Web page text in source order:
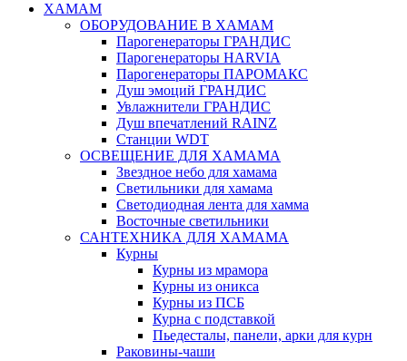
ХАМАМ
ОБОРУДОВАНИЕ В ХАМАМ
Парогенераторы ГРАНДИС
Парогенераторы HARVIA
Парогенераторы ПАРОМАКС
Душ эмоций ГРАНДИС
Увлажнители ГРАНДИС
Душ впечатлений RAINZ
Станции WDT
ОСВЕЩЕНИЕ ДЛЯ ХАМАМА
Звездное небо для хамама
Светильники для хамама
Светодиодная лента для хамма
Восточные светильники
САНТЕХНИКА ДЛЯ ХАМАМА
Курны
Курны из мрамора
Курны из оникса
Курны из ПСБ
Курна с подставкой
Пьедесталы, панели, арки для курн
Раковины-чаши